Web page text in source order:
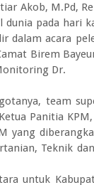
Akob, M.Pd,
pada hari
dalam acara
Birem
Dr.
team
Panitia
yang
Teknik
untuk